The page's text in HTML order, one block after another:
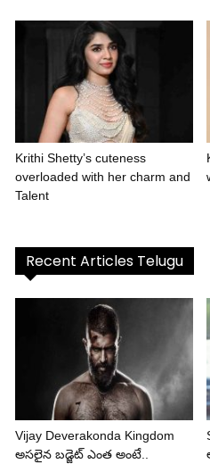
Krithi Shetty’s cuteness
overloaded with her charm and
Talent
Recent Articles Telugu
Vijay Deverakonda Kingdom
అసలైన బడ్జెట్ ఎంత అంటే..